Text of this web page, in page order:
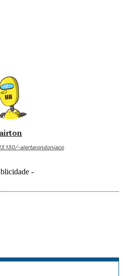
airton
~alertarondoniaco
-